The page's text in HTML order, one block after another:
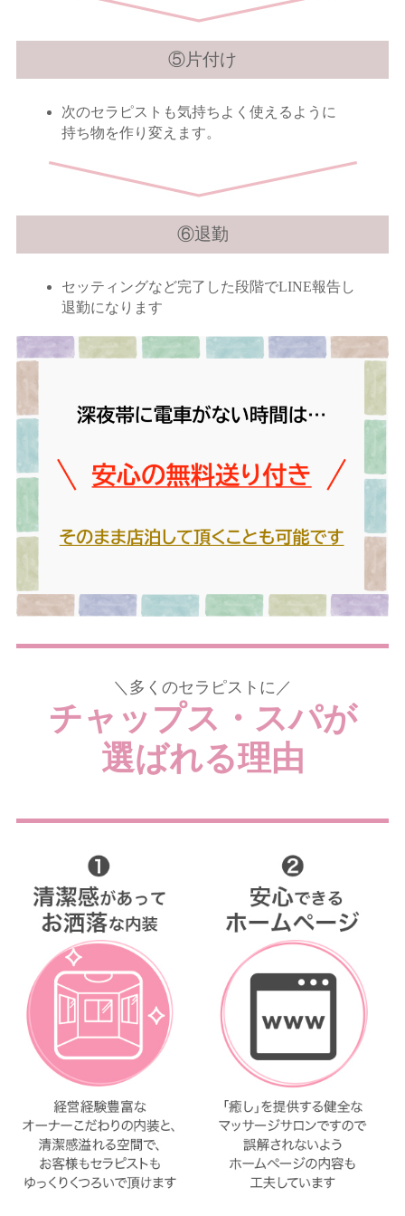
⑤片付け
次のセラピストも気持ちよく使えるように
持ち物を作り変えます。
⑥退勤
セッティングなど完了した段階でLINE報告し
退勤になります
＼多くのセラピストに／
チャップス・スパが
選ばれる理由